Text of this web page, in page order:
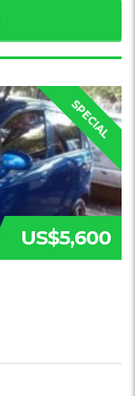
SPECIAL
US$5,600